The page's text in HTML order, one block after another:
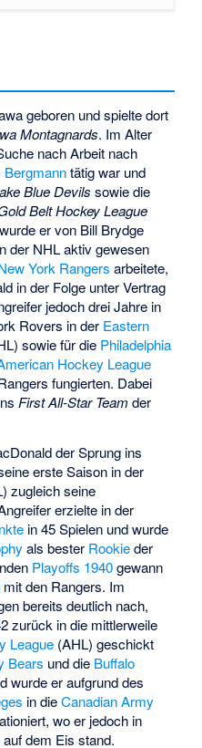
geboren und spielte dort
Montagnards. Im Alter
nach Arbeit nach
Bergmanntätig war und
Blue Devils sowie die
Belt Hockey League
er von Bill Brydge
der NHL aktiv gewesen
York Rangers arbeitete,
in der Folge unter Vertrag
jedoch drei Jahre in
Rovers in der Eastern
sowie für die Philadelphia
Hockey League
fungierten. Dabei
First All-Star Team der
der Sprung ins
erste Saison in der
zugleich seine
erzielte in der
in 45 Spielen und wurde
als bester Rookieder
Playoffs 1940gewann
mit den Rangers. Im
bereits deutlich nach,
zurück in die mittlerweile
League (AHL) geschickt
Bears und die Buffalo
wurde er aufgrund des
in dieCanadian Army
wo er jedoch in
dem Eis stand.